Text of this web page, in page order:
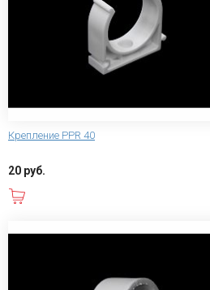
Крепление PPR 40
20 руб.